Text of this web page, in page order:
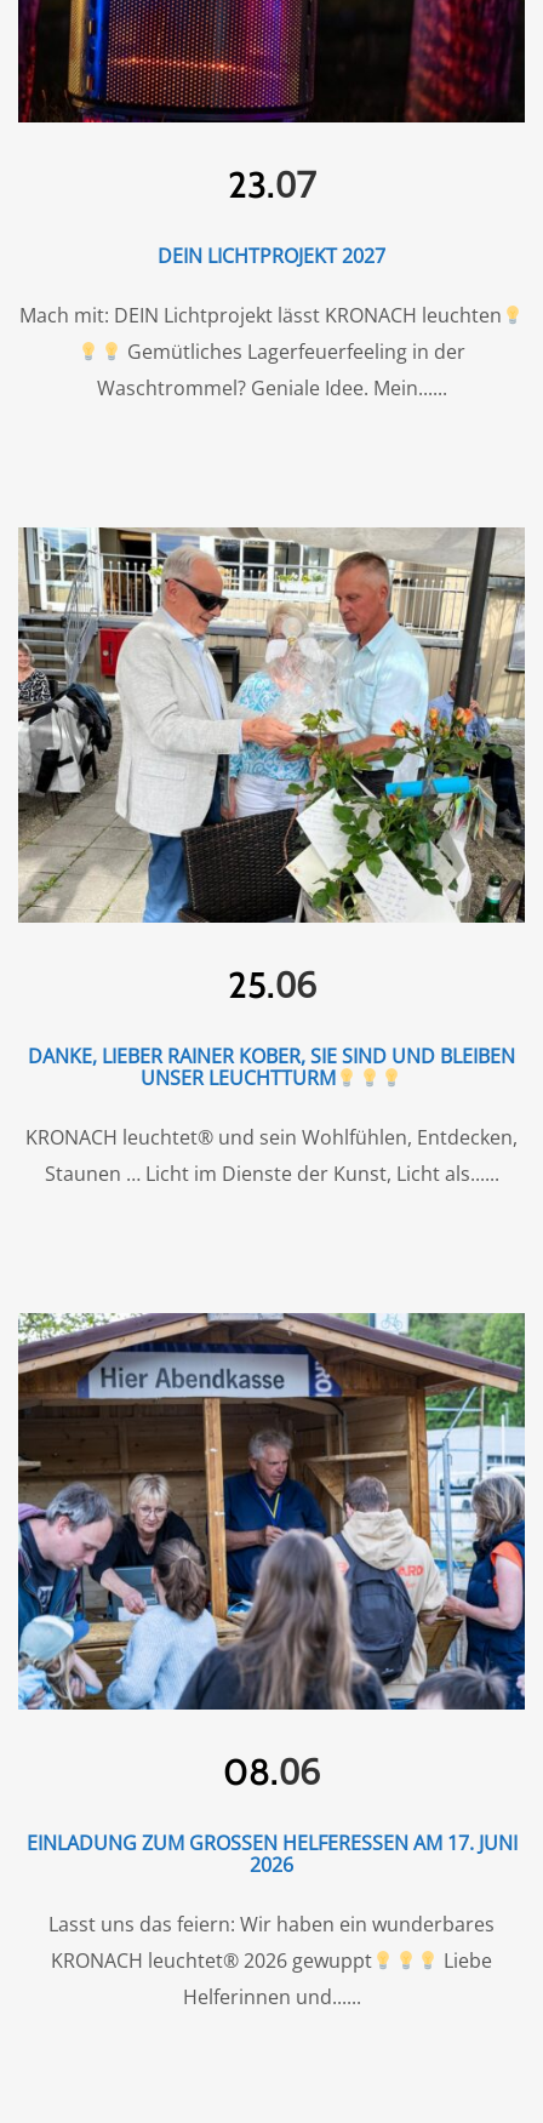
23.07
DEIN LICHTPROJEKT 2027
Mach mit: DEIN Lichtprojekt lässt KRONACH leuchten
Gemütliches Lagerfeuerfeeling in der
Waschtrommel? Geniale Idee. Mein...
25.06
DANKE, LIEBER RAINER KOBER, SIE SIND UND BLEIBEN
UNSER LEUCHTTURM
KRONACH leuchtet® und sein Wohlfühlen, Entdecken,
Staunen … Licht im Dienste der Kunst, Licht als...
08.06
EINLADUNG ZUM GROSSEN HELFERESSEN AM 17. JUNI 2
026
Lasst uns das feiern: Wir haben ein wunderbares
KRONACH leuchtet® 2026 gewuppt
Liebe
Helferinnen und...